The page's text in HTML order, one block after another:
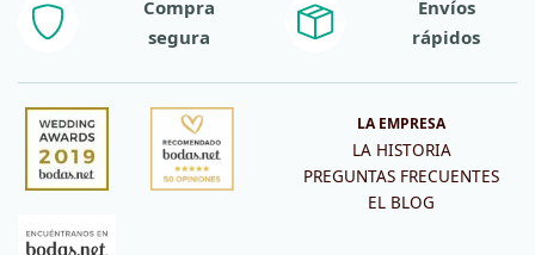
Compra
segura
Envíos
rápidos
LA EMPRESA
LA HISTORIA
PREGUNTAS FRECUENTES
EL BLOG